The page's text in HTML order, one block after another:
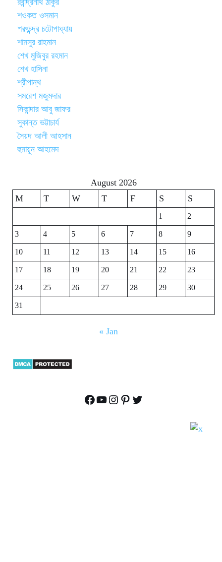
রবীন্দ্রনাথ ঠাকুর
শওকত ওসমান
শরৎচন্দ্র চট্টোপাধ্যায়
শামসুর রাহমান
শেখ মুজিবুর রহমান
শেখ হাসিনা
শ্রীপান্থ
সমরেশ মজুমদার
সিকান্দার আবু জাফর
সুকান্ত ভট্টাচার্য
সৈয়দ আলী আহসান
হুমায়ূন আহমেদ
August 2026
M
T W T F S S
1
2
3
4 5 6 7 8
9
10
11 12 13 14 15
16
17
18 19 20 21 22
23
24
25 26 27 28 29
30
31
« Jan